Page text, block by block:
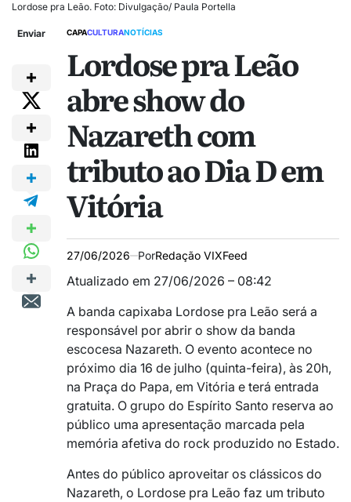
Lordose pra Leão. Foto: Divulgação/ Paula Portella
Enviar CAPACULTURANOTÍCIAS
Lordose pra Leão
abre show do
Nazareth com
tributo ao Dia D em
Vitória
27/06/2026 PorRedação VIXFeed
Atualizado em 27/06/2026 – 08:42
A banda capixaba Lordose pra Leão será a
responsável por abrir o show da banda
escocesa Nazareth. O evento acontece no
próximo dia 16 de julho (quinta-feira), às 20h,
na Praça do Papa, em Vitória e terá entrada
gratuita. O grupo do Espírito Santo reserva ao
público uma apresentação marcada pela
memória afetiva do rock produzido no Estado.
Antes do público aproveitar os clássicos do
Nazareth, o Lordose pra Leão faz um tributo